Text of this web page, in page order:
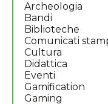
Archeologia
Bandi
Biblioteche
Comunicati
Cultura
Didattica
Eventi
Gamification
Gaming